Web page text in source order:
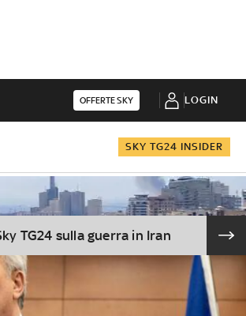
OFFERTE SKY LOGIN
SKY TG24 INSIDER
TG24 sulla guerra in Iran